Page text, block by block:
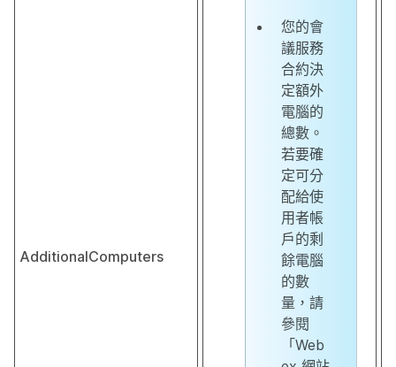
AdditionalComputers
您的會
議服務
合約決
定額外
電腦的
總數。
若要確
定可分
配給使
用者帳
戶的剩
餘電腦
的數
量，請
參閱
「Web